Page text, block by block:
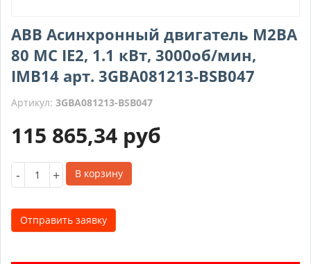
ABB Асинхронный двигатель M2BA
80 MC IE2, 1.1 кВт, 3000об/мин,
IMB14 арт. 3GBA081213-BSB047
Артикул: 3GBA081213-BSB047
115 865,34 руб
- + В корзину
Отправить заявку